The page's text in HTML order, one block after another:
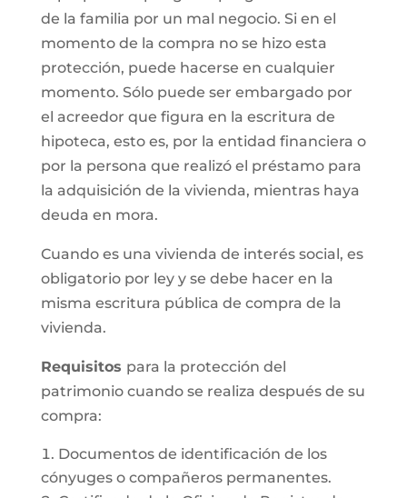
de la familia por un mal negocio. Si en el
momento de la compra no se hizo esta
protección, puede hacerse en cualquier
momento. Sólo puede ser embargado por
el acreedor que figura en la escritura de
hipoteca, esto es, por la entidad financiera o
por la persona que realizó el préstamo para
la adquisición de la vivienda, mientras haya
deuda en mora.
Cuando es una vivienda de interés social, es
obligatorio por ley y se debe hacer en la
misma escritura pública de compra de la
vivienda.
Requisitos para la protección del
patrimonio cuando se realiza después de su
compra:
Documentos de identificación de los
cónyuges o compañeros permanentes.